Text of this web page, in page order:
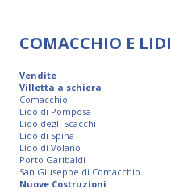
COMACCHIO E LIDI
Vendite
Villetta a schiera
Comacchio
Lido di Pomposa
Lido degli Scacchi
Lido di Spina
Lido di Volano
Porto Garibaldi
San Giuseppe di Comacchio
Nuove Costruzioni